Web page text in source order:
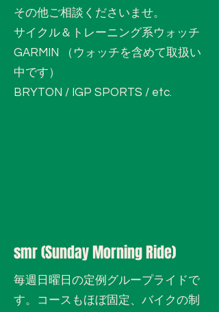
​その他ご相談くださいませ。
サイクル＆トレーニング系ウォッチ
GARMIN （ウォッチを含めて取扱い
中です）
BRYTON / IGP SPORTS / etc.
smr (Sunday Morning Ride)
毎週日曜日の定例グループライドで
す。コースもほぼ固定、バイクの制